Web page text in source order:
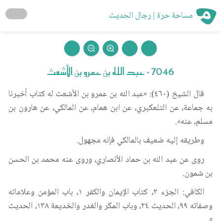
مساحة حرة | رجال الحديث
7046 - عبد الله بن عمرو بن الأشعث
قال الشيخ (٤٦٠): «عبد الله بن عمرو بن الأشعث له كتاب أخبرنا
به جماعة، عن التلعكبري، عن ابن همام، عن المالكي، عن هارون بن
مسلم، عنه».
وطريقه إليه ضعيف بالمالكي فإنه مجهول.
روى عن عبد الله بن حماد الأنصاري، وروى عنه محمد بن الحسن
بن شمون.
الكافي: الجزء ٢، كتاب الإيمان والكفر ١، باب المؤمن وعلاماته
وصفاته ٩٩، الحديث ٢٤، وباب المكر والغدر والخديعة ١٣٨، الحديث